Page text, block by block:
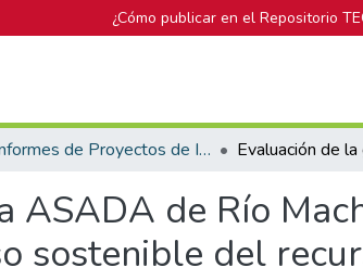
¿Cómo publicar en el Repositorio
Informes de Proyectos de Investigación
de Río
sostenible del